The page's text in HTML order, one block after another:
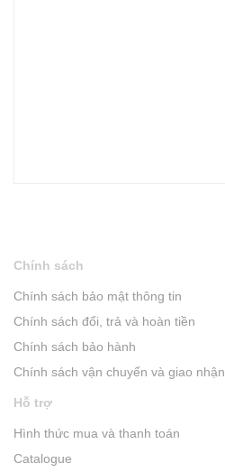
Chính sách
Chính sách bảo mật thông tin
Chính sách đổi, trả và hoàn tiền
Chính sách bảo hành
Chính sách vận chuyển và giao nhận
Hỗ trợ
Hình thức mua và thanh toán
Catalogue